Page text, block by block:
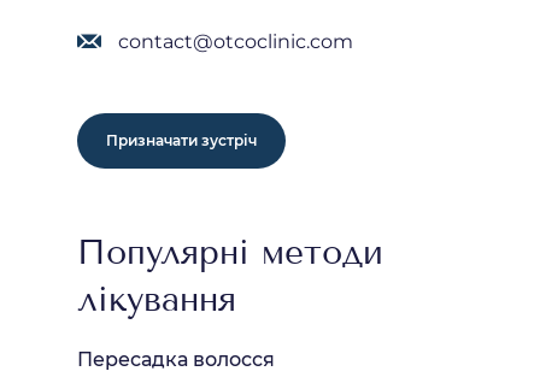
contact@otcoclinic.com
Призначати зустріч
Популярні методи
лікування
Пересадка волосся